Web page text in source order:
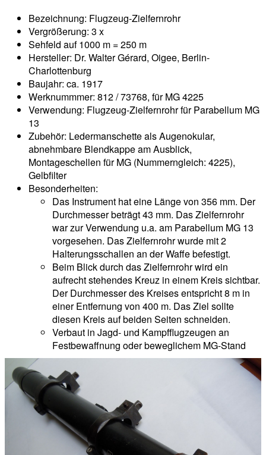
Bezeichnung: Flugzeug-Zielfernrohr
Vergrößerung: 3 x
Sehfeld auf 1000 m = 250 m
Hersteller: Dr. Walter Gérard, Oigee, Berlin-
Charlottenburg
Baujahr: ca. 1917
Werknummmer: 812 / 73768, für MG 4225
Verwendung: Flugzeug-Zielfernrohr für Parabellum MG
13
Zubehör: Ledermanschette als Augenokular,
abnehmbare Blendkappe am Ausblick,
Montageschellen für MG (Nummerngleich: 4225),
Gelbfilter
Besonderheiten:
Das Instrument hat eine Länge von 356 mm. Der
Durchmesser beträgt 43 mm. Das Zielfernrohr
war zur Verwendung u.a. am Parabellum MG 13
vorgesehen. Das Zielfernrohr wurde mit 2
Halterungsschallen an der Waffe befestigt.
Beim Blick durch das Zielfernrohr wird ein
aufrecht stehendes Kreuz in einem Kreis sichtbar.
Der Durchmesser des Kreises entspricht 8 m in
einer Entfernung von 400 m. Das Ziel sollte
diesen Kreis auf beiden Seiten schneiden.
Verbaut in Jagd- und Kampfflugzeugen an
Festbewaffnung oder beweglichem MG-Stand